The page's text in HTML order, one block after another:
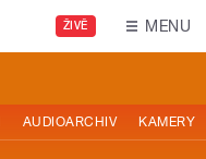
ŽIVĚ MENU
AUDIOARCHIV KAMERY